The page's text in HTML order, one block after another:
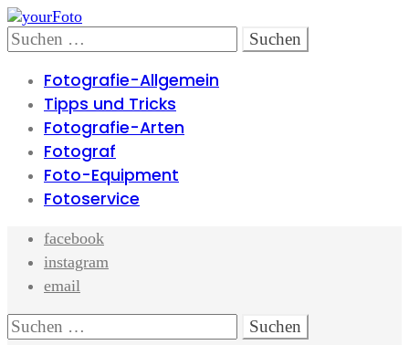
Skip
to
navigation
Skip
to
content
Search
Suchen
nach:
Fotografie-Allgemein
Tipps und Tricks
Fotografie-Arten
Fotograf
Foto-Equipment
Fotoservice
facebook
instagram
email
Search
Suchen
nach: